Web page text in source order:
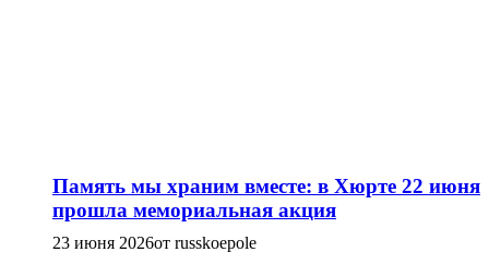
Память мы храним вместе: в Хюрте 22 июня
прошла мемориальная акция
23 июня 2026от russkoepole